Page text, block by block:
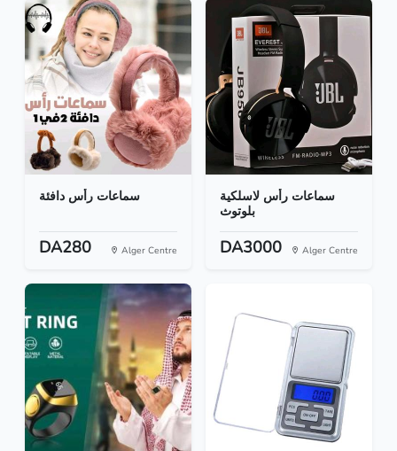
سماعات رأس دافئة
DA280 Alger Centre
سماعات رأس لاسلكية
بلوتوث
DA3000 Alger Centre